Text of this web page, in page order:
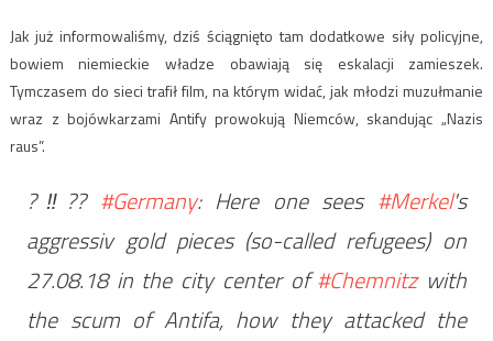
Jak już informowaliśmy, dziś ściągnięto tam dodatkowe siły policyjne,
bowiem niemieckie władze obawiają się eskalacji zamieszek.
Tymczasem do sieci trafił film, na którym widać, jak młodzi muzułmanie
wraz z bojówkarzami Antify prowokują Niemców, skandując „Nazis
raus”.
?‼?? #Germany: Here one sees #Merkel's
aggressiv gold pieces (so-called refugees) on
27.08.18 in the city center of#Chemnitzwith
the scum of Antifa, how they attacked the